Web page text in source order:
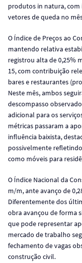
produtos in natura,
vetores de queda no
O Índice de Preços ao
mantendo relativa
registrou alta de 0,25%
15, com contribuição
bares e restaurantes
Neste mês, ambos
descompasso
adicional para os
métricas passaram a
influência baixista,
possivelmente
como móveis para
O Índice Nacional da
m/m, ante avanço de
Diferentemente dos
obra avançou de forma
que pode representar
mercado de trabalho
fechamento de vagas
construção civil.